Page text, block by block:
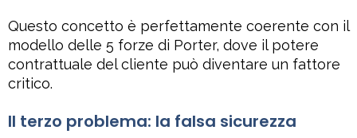
Questo concetto è perfettamente coerente con il
modello delle 5 forze di Porter, dove il potere
contrattuale del cliente può diventare un fattore
critico.
Il terzo problema: la falsa sicurezza